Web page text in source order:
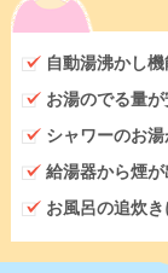
自動湯沸かし
お湯のでる量
シャワーのお
給湯器から煙
お風呂の追炊